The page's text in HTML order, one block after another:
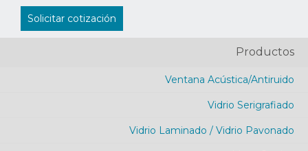
Solicitar cotización
Productos
Ventana Acústica/Antiruido
Vidrio Serigrafiado
Vidrio Laminado / Vidrio Pavonado